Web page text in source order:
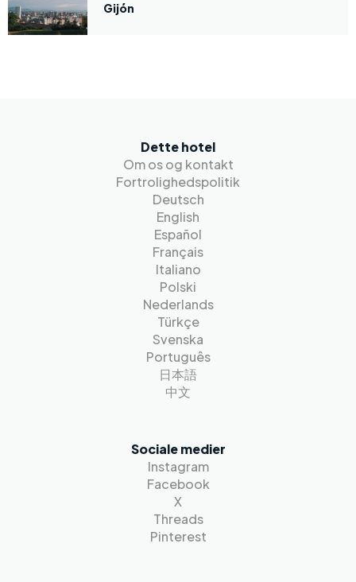
Gijón
Dette hotel
Om os og kontakt
Fortrolighedspolitik
Deutsch
English
Español
Français
Italiano
Polski
Nederlands
Türkçe
Svenska
Português
日本語
中文
Sociale medier
Instagram
Facebook
X
Threads
Pinterest